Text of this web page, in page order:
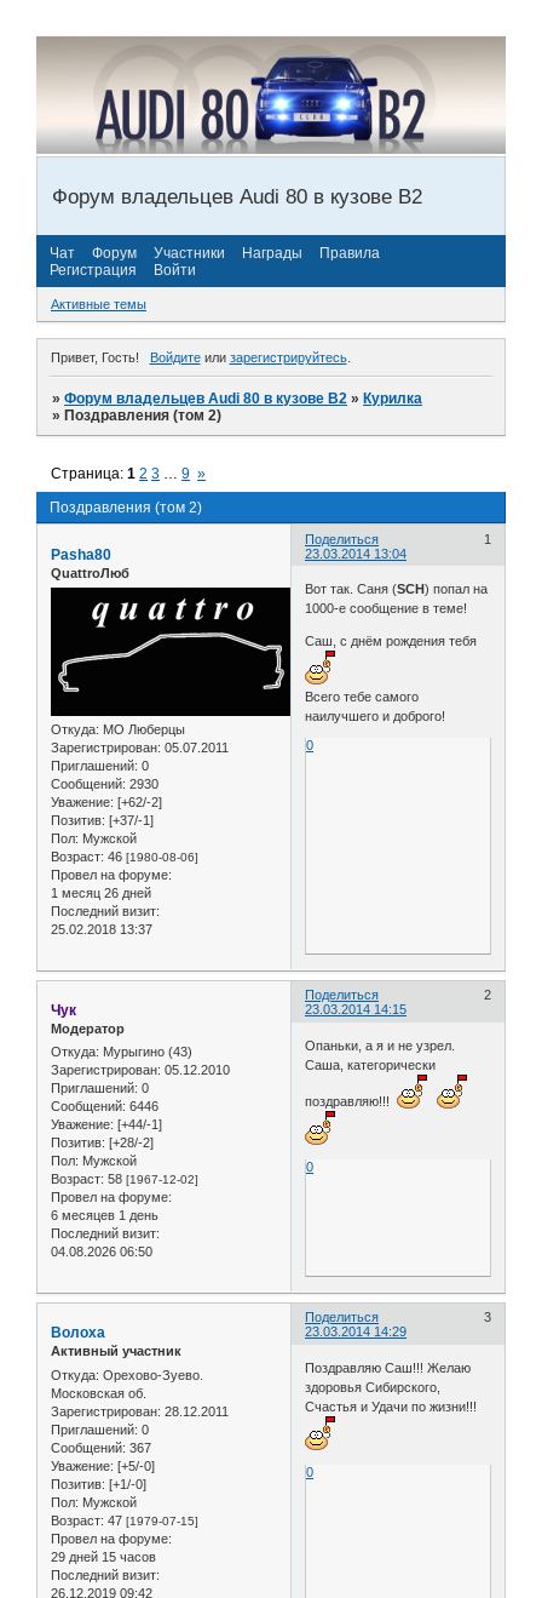
Форум владельцев Audi 80 в кузове В2
Чат Форум Участники Награды
Правила
Регистрация
Войти
Активные темы
Привет, Гость! Войдитеили зарегистрируйтесь.
»Форум владельцев Audi 80 в кузове В2 »Курилка
»Поздравления (том 2)
Поздравления (том 2)
Страница:1 2 3 … 9 »
Поделиться
1
23.03.2014 13:04
Pasha80
QuattroЛюб
Откуда: МО Люберцы
Зарегистрирован: 05.07.2011
Приглашений: 0
Сообщений: 2930
Уважение: [+62/-2]
Позитив: [+37/-1]
Пол: Мужской
Возраст: 46 [1980-08-06]
Провел на форуме:
1 месяц 26 дней
Последний визит:
25.02.2018 13:37
Вот так. Саня (SCH) попал на
1000-е сообщение в теме!
Саш, с днём рождения тебя
Всего тебе самого
наилучшего и доброго!
0
Поделиться
2
23.03.2014 14:15
Чук
Модератор
Откуда: Мурыгино (43)
Зарегистрирован: 05.12.2010
Приглашений: 0
Сообщений: 6446
Уважение: [+44/-1]
Позитив: [+28/-2]
Пол: Мужской
Возраст: 58 [1967-12-02]
Провел на форуме:
6 месяцев 1 день
Последний визит:
04.08.2026 06:50
Опаньки, а я и не узрел.
Саша, категорически
поздравляю!!!
0
Поделиться
3
23.03.2014 14:29
Волоха
Активный участник
Откуда: Орехово-Зуево.
Московская об.
Зарегистрирован: 28.12.2011
Приглашений: 0
Сообщений: 367
Уважение: [+5/-0]
Позитив: [+1/-0]
Пол: Мужской
Возраст: 47 [1979-07-15]
Провел на форуме:
29 дней 15 часов
Последний визит:
26.12.2019 09:42
Поздравляю Саш!!! Желаю
здоровья Сибирского,
Счастья и Удачи по жизни!!!
0